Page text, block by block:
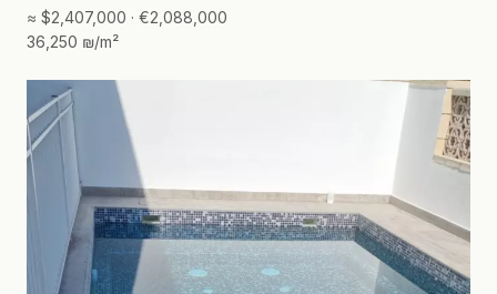
≈ $2,407,000 · €2,088,000
36,250 ₪/m²